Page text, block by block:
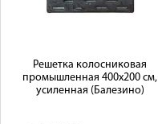
Решетка колосниковая
промышленная 400х200 см,
усиленная (Балезино)